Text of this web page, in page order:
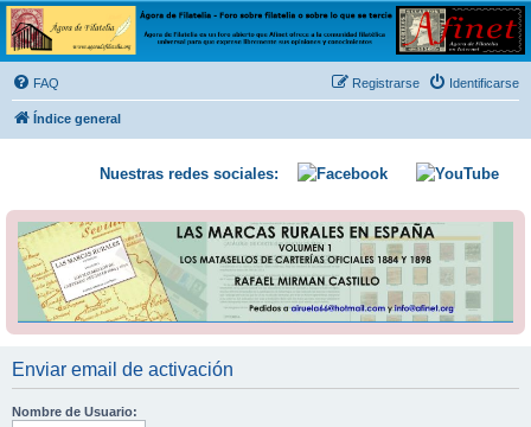
Ágora de Filatelia
Foro sobre filatelia o sobre lo que se tercie. Ágora de Filatelia es un foro abierto que Afinet
ofrece a la comunidad filatélica universal para que exprese libremente sus opiniones y
conocimientos
FAQ Identificarse
Registrarse
Índice general
Nuestras redes sociales:
Enviar email de activación
Nombre de Usuario: